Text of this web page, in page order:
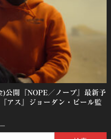
開『NOPE／ノープ』最新予
アス』ジョーダン・ピール監